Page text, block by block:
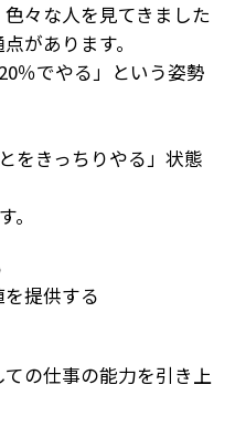
々な人を見てきました
があります。
％でやる」という姿勢
をきっちりやる」状態
。
提供する
の仕事の能力を引き上